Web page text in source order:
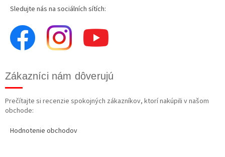
Sledujte nás na sociálních sítích:
Zákazníci nám dôverujú
Prečítajte si recenzie spokojných zákazníkov, ktorí nakúpili v našom
obchode:
Hodnotenie obchodov